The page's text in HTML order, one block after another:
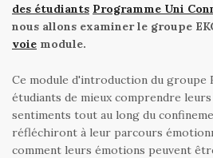
des étudiants Programme Uni
nous allons examiner le groupe
voie module.
Ce module d'introduction du groupe
étudiants de mieux comprendre
sentiments tout au long du
réfléchiront à leur parcours
comment leurs émotions peuvent